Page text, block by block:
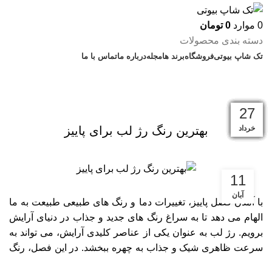
0 موارد 0 تومان
دسته بندی محصولات
تک شاپ بیوتیفروشگاهبرند هامجلهدرباره ماتماس با ما
بهترین رنگ رژ لب برای پاییز
11
آبان
با آمدن فصل پاییز، تغییرات دما و رنگ‌ های طبیعی طبیعت به ما
الهام می‌ دهد تا به سراغ رنگ‌ های جدید و جذاب در دنیای آرایش
برویم. رژ لب به عنوان یکی از عناصر کلیدی آرایش، می‌ تواند به
سرعت ظاهری شیک و جذاب به چهره ببخشد. در این فصل، رنگ‌
15
آبان
10
مهر
16
شهریور
23
مرداد
11
مرداد
31
تیر
27
تیر
21
تیر
17
تیر
07
تیر
31
خرداد
27
خرداد